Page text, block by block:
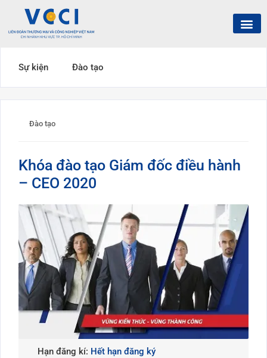
Sự kiện Đào tạo
Đào tạo
Khóa đào tạo Giám đốc điều hành
– CEO 2020
Hạn đăng kí: Hết hạn đăng ký